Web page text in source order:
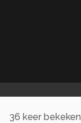
36 keer bekeken